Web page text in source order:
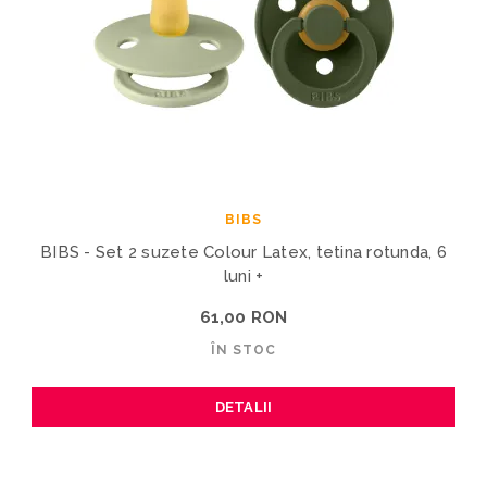
BIBS
BIBS - Set 2 suzete Colour Latex, tetina rotunda, 6
luni +
61,00 RON
ÎN STOC
DETALII